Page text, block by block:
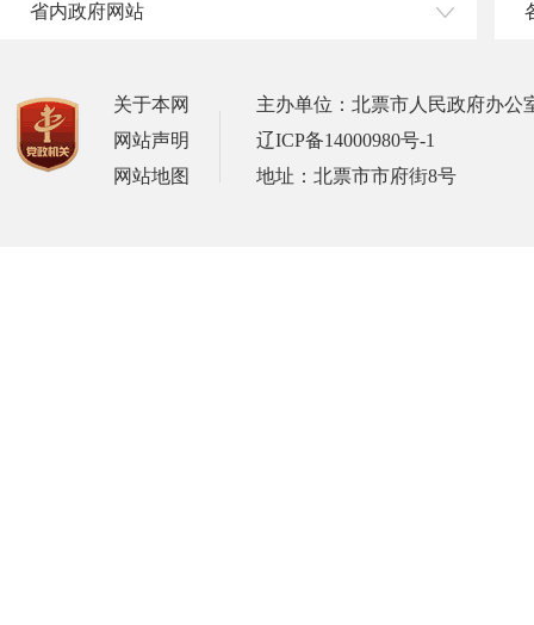
省内政府网站
关于本网
网站声明
网站地图
主办单位：北票市人民政府办公
辽ICP备14000980号-1
地址：北票市市府街8号